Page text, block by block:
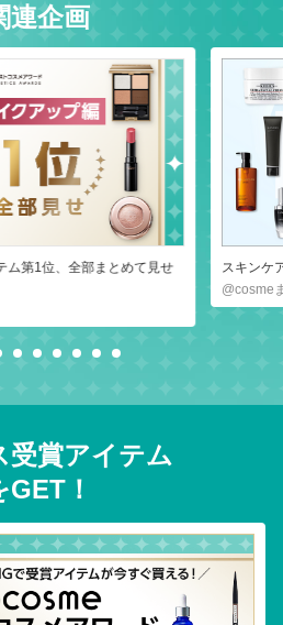
連企画
ム第1位、全部まとめて見せ
スキンケ
@cosme
受賞アイテム
GET！